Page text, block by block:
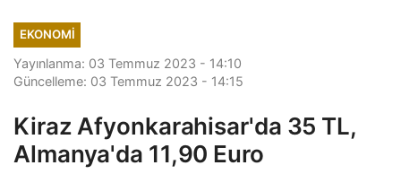
EKONOMI
Yayınlanma: 03 Temmuz 2023 - 14:10
Güncelleme: 03 Temmuz 2023 - 14:15
Kiraz Afyonkarahisar'da 35 TL,
Almanya'da 11,90 Euro